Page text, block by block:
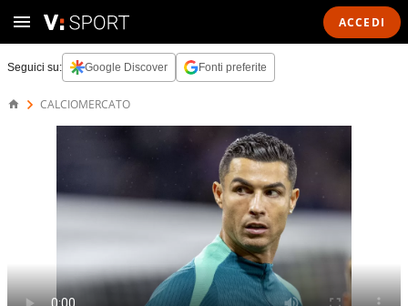
ACCEDI
Seguici su: Google Discover Fonti preferite
CALCIOMERCATO